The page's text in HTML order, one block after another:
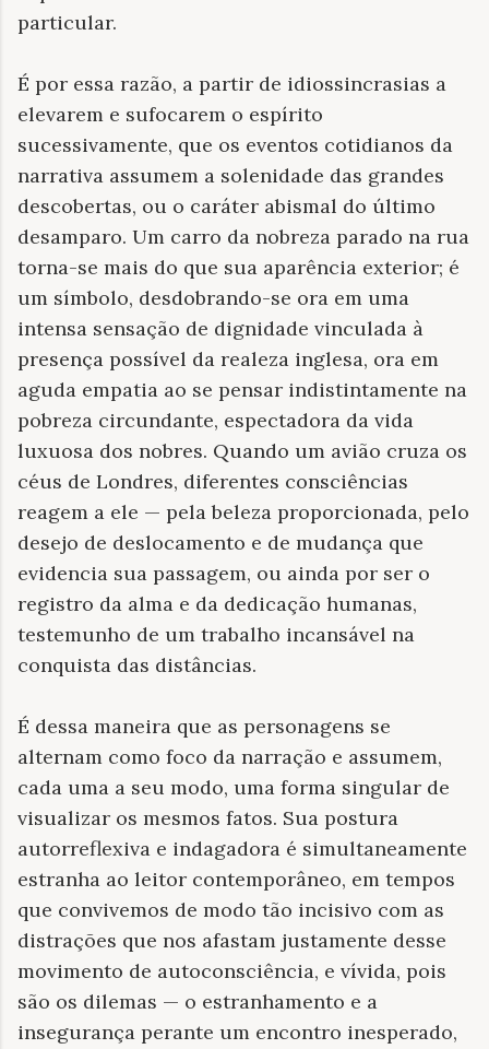
particular.
É por essa razão, a partir de idiossincrasias a
elevarem e sufocarem o espírito
sucessivamente, que os eventos cotidianos da
narrativa assumem a solenidade das grandes
descobertas, ou o caráter abismal do último
desamparo. Um carro da nobreza parado na rua
torna-se mais do que sua aparência exterior; é
um símbolo, desdobrando-se ora em uma
intensa sensação de dignidade vinculada à
presença possível da realeza inglesa, ora em
aguda empatia ao se pensar indistintamente na
pobreza circundante, espectadora da vida
luxuosa dos nobres. Quando um avião cruza os
céus de Londres, diferentes consciências
reagem a ele — pela beleza proporcionada, pelo
desejo de deslocamento e de mudança que
evidencia sua passagem, ou ainda por ser o
registro da alma e da dedicação humanas,
testemunho de um trabalho incansável na
conquista das distâncias.
É dessa maneira que as personagens se
alternam como foco da narração e assumem,
cada uma a seu modo, uma forma singular de
visualizar os mesmos fatos. Sua postura
autorreflexiva e indagadora é simultaneamente
estranha ao leitor contemporâneo, em tempos
que convivemos de modo tão incisivo com as
distrações que nos afastam justamente desse
movimento de autoconsciência, e vívida, pois
são os dilemas — o estranhamento e a
insegurança perante um encontro inesperado,